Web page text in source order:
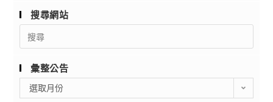
搜尋網站
Search
for:
彙整公告
整
選取月份